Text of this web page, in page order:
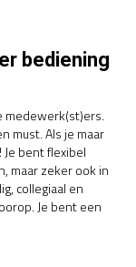
bediening
medewerk(st)ers.
must. Als je maar
bent flexibel
maar zeker ook in
collegiaal en
Je bent een